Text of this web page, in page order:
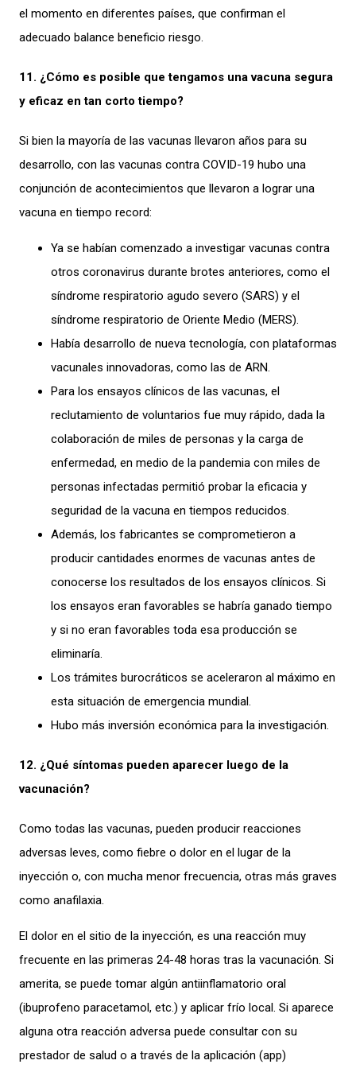
el momento en diferentes países, que confirman el
adecuado balance beneficio riesgo.
11. ¿Cómo es posible que tengamos una vacuna segura
y eficaz en tan corto tiempo?
Si bien la mayoría de las vacunas llevaron años para su
desarrollo, con las vacunas contra COVID-19 hubo una
conjunción de acontecimientos que llevaron a lograr una
vacuna en tiempo record:
Ya se habían comenzado a investigar vacunas contra
otros coronavirus durante brotes anteriores, como el
síndrome respiratorio agudo severo (SARS) y el
síndrome respiratorio de Oriente Medio (MERS).
Había desarrollo de nueva tecnología, con plataformas
vacunales innovadoras, como las de ARN.
Para los ensayos clínicos de las vacunas, el
reclutamiento de voluntarios fue muy rápido, dada la
colaboración de miles de personas y la carga de
enfermedad, en medio de la pandemia con miles de
personas infectadas permitió probar la eficacia y
seguridad de la vacuna en tiempos reducidos.
Además, los fabricantes se comprometieron a
producir cantidades enormes de vacunas antes de
conocerse los resultados de los ensayos clínicos. Si
los ensayos eran favorables se habría ganado tiempo
y si no eran favorables toda esa producción se
eliminaría.
Los trámites burocráticos se aceleraron al máximo en
esta situación de emergencia mundial.
Hubo más inversión económica para la investigación.
12. ¿Qué síntomas pueden aparecer luego de la
vacunación?
Como todas las vacunas, pueden producir reacciones
adversas leves, como fiebre o dolor en el lugar de la
inyección o, con mucha menor frecuencia, otras más graves
como anafilaxia.
El dolor en el sitio de la inyección, es una reacción muy
frecuente en las primeras 24-48 horas tras la vacunación. Si
amerita, se puede tomar algún antiinflamatorio oral
(ibuprofeno paracetamol, etc.) y aplicar frío local. Si aparece
alguna otra reacción adversa puede consultar con su
prestador de salud o a través de la aplicación (app)